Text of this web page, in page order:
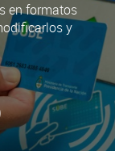
en formatos
y